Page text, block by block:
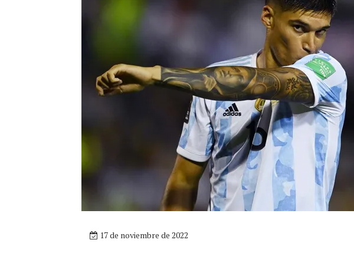
17 de noviembre de 2022